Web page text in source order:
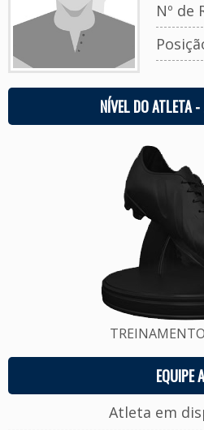
Nº de
NÍVEL DO ATLETA
EQUIPE
Atleta em